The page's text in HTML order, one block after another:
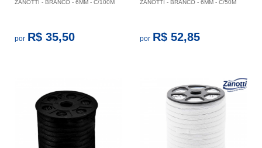
ZANOTTI - BRANCO - 6MM - C/100M
por R$ 35,50
ZANOTTI - BRANCO - 6MM - C/50M
por R$ 52,85